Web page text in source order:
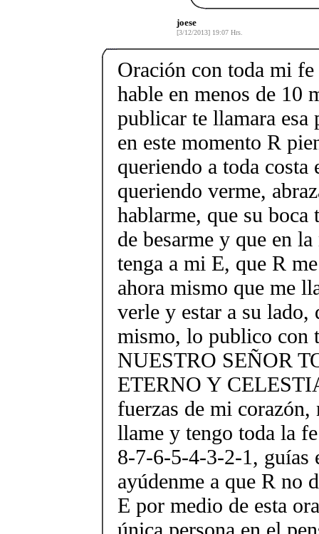
joese
[3/12/2013] 19:07 Hrs.
Oración con toda mi
hable en menos de 10
publicar te llamara esa
en este momento R
queriendo a toda costa
queriendo verme,
hablarme, que su boca
de besarme y que en
tenga a mi E, que R
ahora mismo que me
verle y estar a su lado,
mismo, lo publico con
NUESTRO SEÑOR
ETERNO Y
fuerzas de mi corazón,
llame y tengo toda la
8-7-6-5-4-3-2-1, guías
ayúdenme a que R no
E por medio de esta
única persona en el